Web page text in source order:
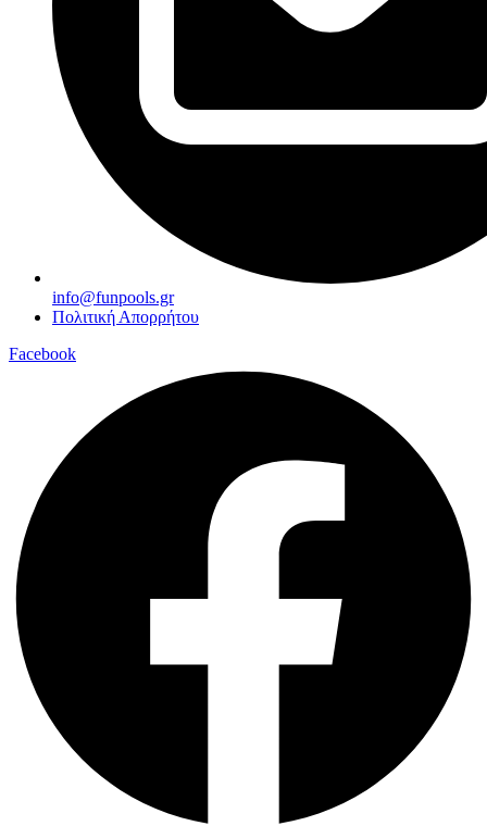
info@funpools.gr
Πολιτική Απορρήτου
Facebook